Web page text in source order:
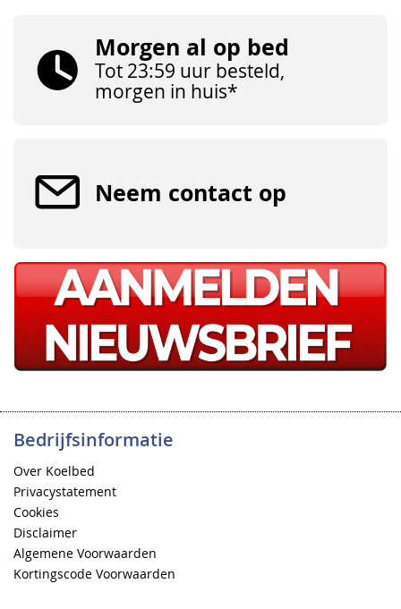
Morgen al op bed
Tot 23:59 uur besteld,
morgen in huis*
Neem contact op
Bedrijfsinformatie
Over Koelbed
Privacystatement
Cookies
Disclaimer
Algemene Voorwaarden
Kortingscode Voorwaarden